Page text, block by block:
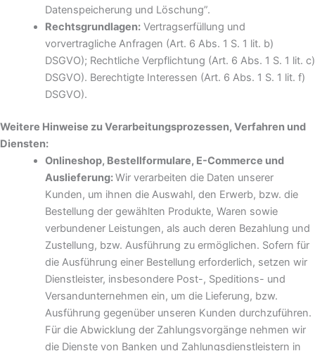
Datenspeicherung und Löschung”.
Rechtsgrundlagen:Vertragserfüllung und
vorvertragliche Anfragen (Art. 6 Abs. 1 S. 1 lit. b)
DSGVO); Rechtliche Verpflichtung (Art. 6 Abs. 1 S. 1 lit. c)
DSGVO). Berechtigte Interessen (Art. 6 Abs. 1 S. 1 lit. f)
DSGVO).
Weitere Hinweise zu Verarbeitungsprozessen, Verfahren und
Diensten:
Onlineshop, Bestellformulare, E-Commerce und
Auslieferung:Wir verarbeiten die Daten unserer
Kunden, um ihnen die Auswahl, den Erwerb, bzw. die
Bestellung der gewählten Produkte, Waren sowie
verbundener Leistungen, als auch deren Bezahlung und
Zustellung, bzw. Ausführung zu ermöglichen. Sofern für
die Ausführung einer Bestellung erforderlich, setzen wir
Dienstleister, insbesondere Post-, Speditions- und
Versandunternehmen ein, um die Lieferung, bzw.
Ausführung gegenüber unseren Kunden durchzuführen.
Für die Abwicklung der Zahlungsvorgänge nehmen wir
die Dienste von Banken und Zahlungsdienstleistern in